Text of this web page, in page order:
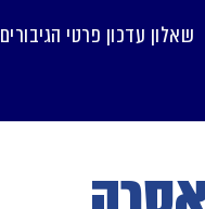
שאלון עדכון פרטי הגיבורים